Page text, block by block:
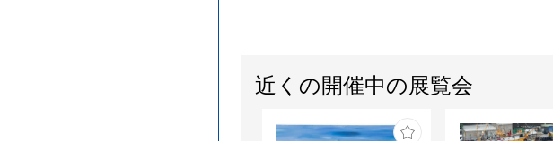
近くの開催中の展覧会